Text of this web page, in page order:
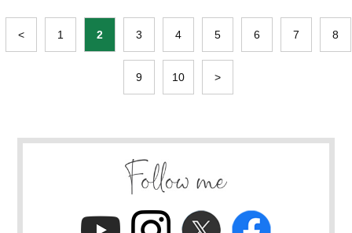
< 1 2 3 4 5 6 7 8
9 10 >